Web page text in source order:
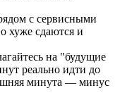
с сервисными
хуже сдаются и
на "будущие
реально идти до
минута — минус